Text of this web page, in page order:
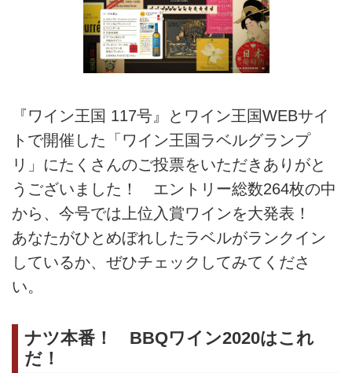
『ワイン王国 117号』とワイン王国WEBサイ
トで開催した「ワイン王国ラベルグランプ
リ」にたくさんのご投票をいただきありがと
うございました！ エントリー総数264枚の中
から、今号では上位入賞ワインを大発表！
あなたがひとめぼれしたラベルがランクイン
しているか、ぜひチェックしてみてくださ
い。
ナツ本番！ BBQワイン2020はこれ
だ！